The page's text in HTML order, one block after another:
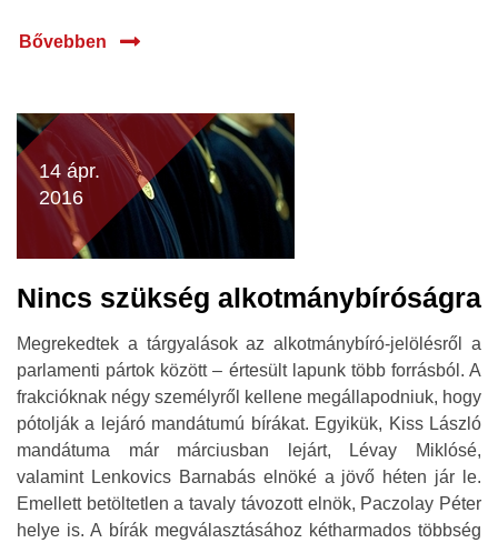
Bővebben
14 ápr.
2016
Nincs szükség alkotmánybíróságra
Megrekedtek a tárgyalások az alkotmánybíró-jelölésről a
parlamenti pártok között – értesült lapunk több forrásból. A
frakcióknak négy személyről kellene megállapodniuk, hogy
pótolják a lejáró mandátumú bírákat. Egyikük, Kiss László
mandátuma már márciusban lejárt, Lévay Miklósé,
valamint Lenkovics Barnabás elnöké a jövő héten jár le.
Emellett betöltetlen a tavaly távozott elnök, Paczolay Péter
helye is. A bírák megválasztásához kétharmados többség